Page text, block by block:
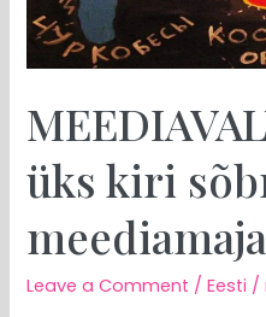
üks kiri
Leave a Comment /Eesti /